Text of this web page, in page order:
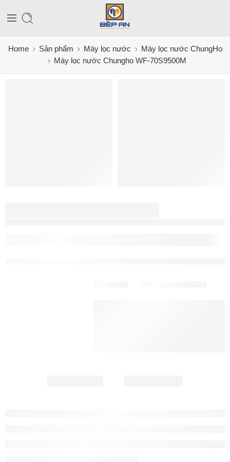
Home Sản phẩm Máy lọc nước
Máy lọc nước ChungHo
Máy lọc nước Chungho WF-70S9500M